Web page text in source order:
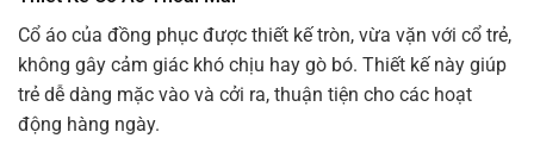
Cổ áo của đồng phục được thiết kế tròn, vừa vặn với cổ trẻ,
không gây cảm giác khó chịu hay gò bó. Thiết kế này giúp
trẻ dễ dàng mặc vào và cởi ra, thuận tiện cho các hoạt
động hàng ngày.